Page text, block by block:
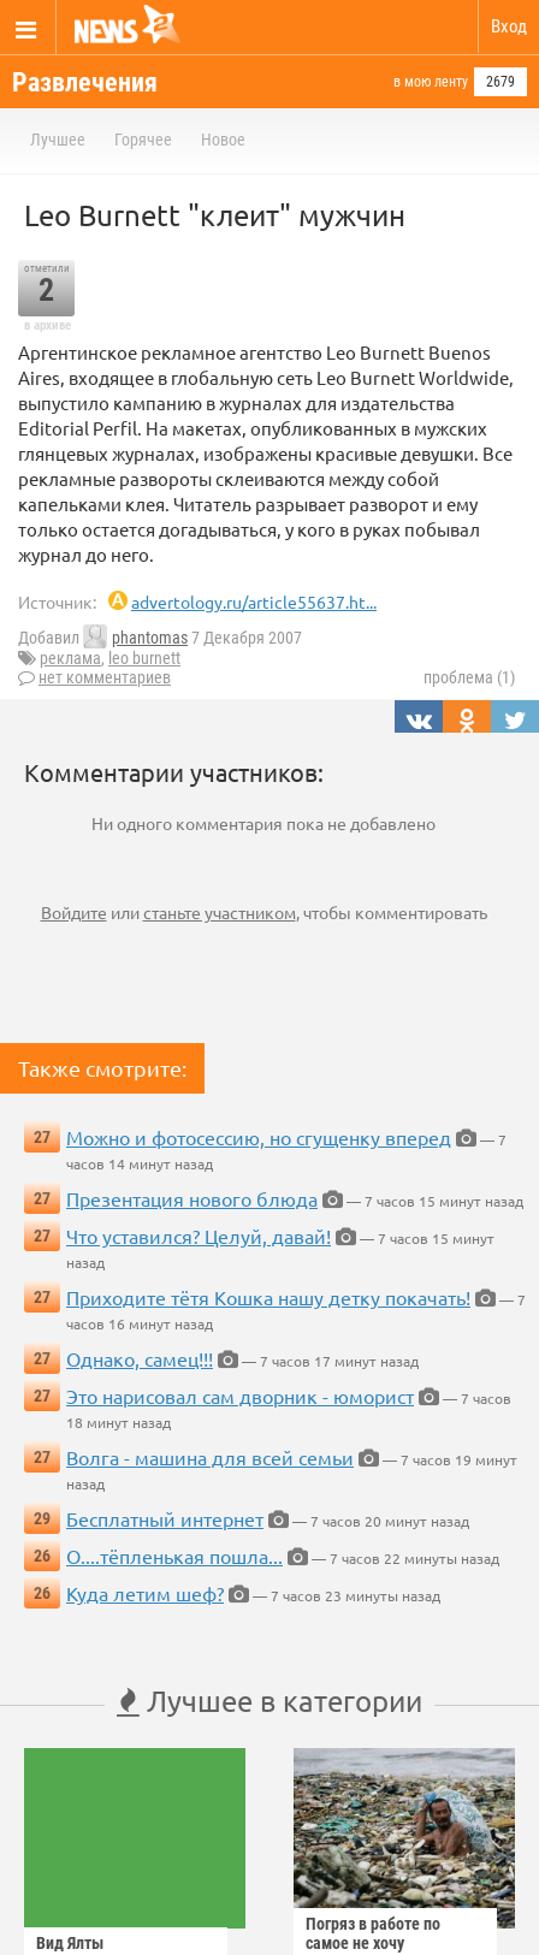
Вход
Развлечения в мою ленту 2679
Лучшее Горячее Новое
Leo Burnett "клеит" мужчин
отметили
2
в архиве
Аргентинское рекламное агентство Leo Burnett Buenos
Aires, входящее в глобальную сеть Leo Burnett Worldwide,
выпустило кампанию в журналах для издательства
Editorial Perfil. На макетах, опубликованных в мужских
глянцевых журналах, изображены красивые девушки. Все
рекламные развороты склеиваются между собой
капельками клея. Читатель разрывает разворот и ему
только остается догадываться, у кого в руках побывал
журнал до него.
Источник: advertology.ru/article55637.ht...
Добавил phantomas7 Декабря 2007
реклама, leo burnett
нет комментариев
проблема (1)
Комментарии участников:
Ни одного комментария пока не добавлено
Войдите илистаньте участником, чтобы комментировать
Также смотрите:
27 Можно и фотосессию, но сгущенку вперед
— 7
часов 14 минут назад
27
Презентация нового блюда
— 7 часов 15 минут назад
27
Что уставился? Целуй, давай!
— 7 часов 15 минут
назад
27
Приходите тётя Кошка нашу детку покачать!
— 7
часов 16 минут назад
27
Однако, самец!!!
— 7 часов 17 минут назад
27
Это нарисовал сам дворник - юморист
— 7 часов
18 минут назад
27
Волга - машина для всей семьи
— 7 часов 19 минут
назад
29
Бесплатный интернет
— 7 часов 20 минут назад
26
О....тёпленькая пошла...
— 7 часов 22 минуты назад
26
Куда летим шеф? — 7 часов 23 минуты назад
Лучшее в категории
Вид Ялты
Погряз в работе по
самое не хочу